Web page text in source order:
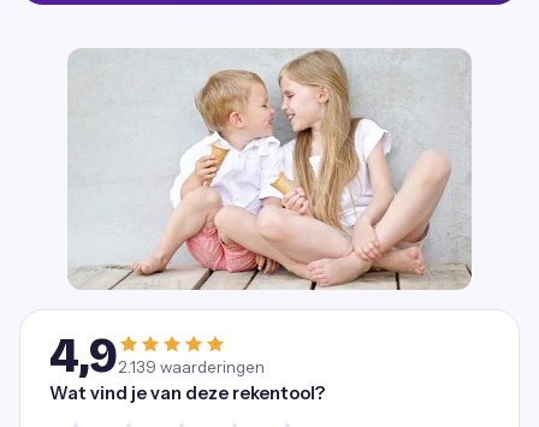
4,92.139 waarderingen
Wat vind je van deze rekentool?